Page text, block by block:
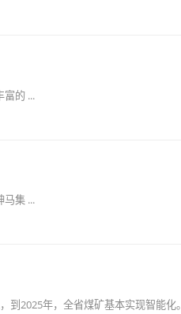
的 ...
集 ...
到2025年，全省煤矿基本实现智能化。